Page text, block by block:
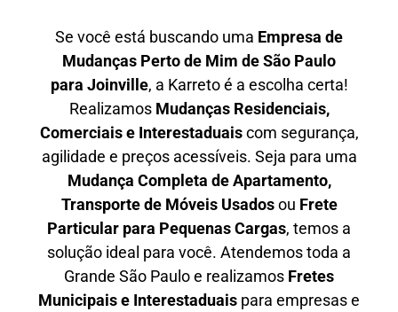
Se você está buscando uma Empresa de
Mudanças Perto de Mim de São Paulo
para Joinville, a Karreto é a escolha certa!
Realizamos Mudanças Residenciais,
Comerciais e Interestaduaiscom segurança,
agilidade e preços acessíveis. Seja para uma
Mudança Completa de Apartamento,
Transporte de Móveis Usadosou Frete
Particular para Pequenas Cargas, temos a
solução ideal para você. Atendemostoda a
Grande São Pauloe realizamos Fretes
Municipais e Interestaduais para empresas e